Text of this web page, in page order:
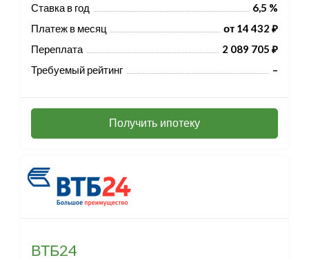
Ставка в год
6,5 %
Платеж в месяц
от 14 432 ₽
Переплата
2 089 705 ₽
Требуемый рейтинг
–
Получить ипотеку
ВТБ24